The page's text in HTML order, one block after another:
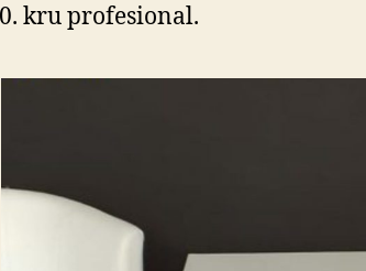
kru profesional.